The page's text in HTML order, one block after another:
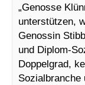
„Genosse
unterstützen,
Genossin
und Diplom-
Doppelgrad,
Sozialbranche